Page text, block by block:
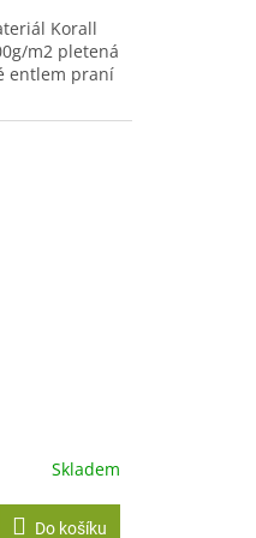
Korall
m2 pletená
entlem praní
Skladem
Do košíku